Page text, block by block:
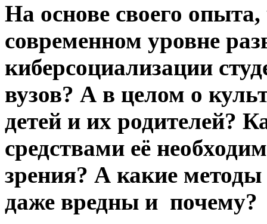
На основе своего
современном уровне
киберсоциализации
вузов? А в целом о
детей и их родителей?
средствами её
зрения? А какие
даже вредны и почему?